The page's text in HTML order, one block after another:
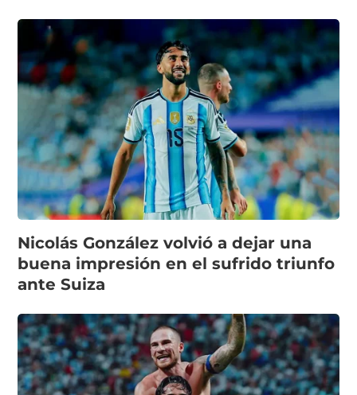
Nicolás González volvió a dejar una
buena impresión en el sufrido triunfo
ante Suiza